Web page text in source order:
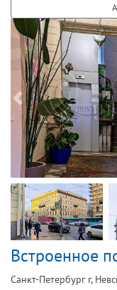
Следующая
Встроенное
Санкт-Петербург г,